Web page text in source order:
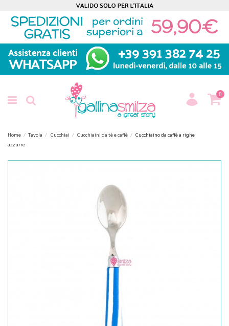
0
Home Tavola Cucchiai Cucchiaini da tè e caffè
Cucchiaino da caffè a righe
azzurre